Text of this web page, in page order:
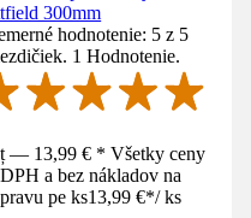
300mm
hodnotenie: 5 z 5
1 Hodnotenie.
— 13,99 € * Všetky ceny
a bez nákladov na
pe ks13,99 €*/ ks